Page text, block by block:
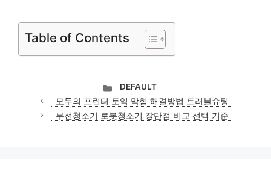
Table of Contents
카
테
고
리
DEFAULT
모두의 프린터 토익 막힘 해결방법 트러블슈팅
무선청소기 로봇청소기 장단점 비교 선택 기준